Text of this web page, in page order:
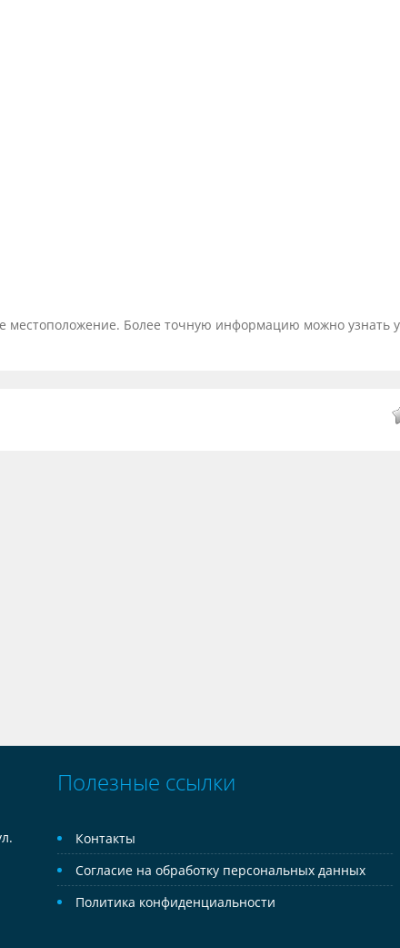
местоположение. Более точную информацию можно узнать
Полезные ссылки
Контакты
Согласие на обработку персональных данных
Политика конфиденциальности